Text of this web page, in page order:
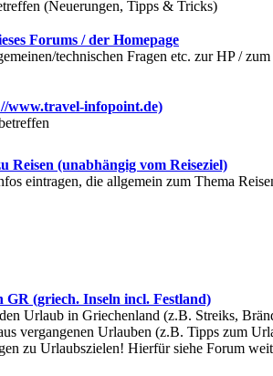
(Neuerungen, Tipps & Tricks)
Forums / der Homepage
technischen Fragen etc. zur HP /
www.travel-infopoint.de)
Reisen (unabhängig vom Reiseziel)
eintragen, die allgemein zum Thema
GR (griech. Inseln incl. Festland)
Urlaub in Griechenland (z.B. Streiks,
vergangenen Urlauben (z.B. Tipps zum
zu Urlaubszielen! Hierfür siehe Forum